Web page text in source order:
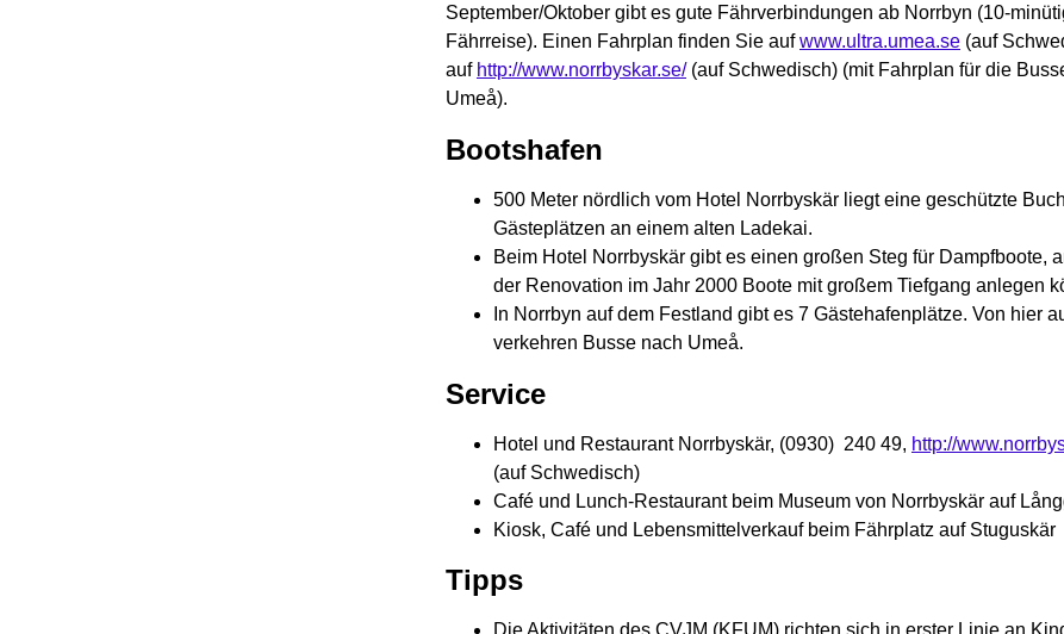
September/Oktober gibt es gute Fährverbindungen ab Norrbyn (10-
Fährreise). Einen Fahrplan finden Sie aufwww.ultra.umea.se (auf
auf http://www.norrbyskar.se/(auf Schwedisch) (mit Fahrplan für die
Umeå).
Bootshafen
500 Meter nördlich vom Hotel Norrbyskär liegt eine geschützte
Gästeplätzen an einem alten Ladekai.
Beim Hotel Norrbyskär gibt es einen großen Steg für Dampfboote,
der Renovation im Jahr 2000 Boote mit großem Tiefgang anlegen
In Norrbyn auf dem Festland gibt es 7 Gästehafenplätze. Von hier
verkehren Busse nach Umeå.
Service
Hotel und Restaurant Norrbyskär, (0930) 240 49, http://
(auf Schwedisch)
Café und Lunch-Restaurant beim Museum von Norrbyskär auf
Kiosk, Café und Lebensmittelverkauf beim Fährplatz auf Stuguskär
Tipps